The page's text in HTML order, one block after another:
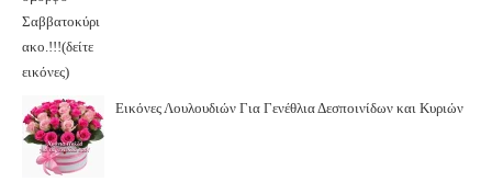
Εικόνες Λουλουδιών Για Γενέθλια Δεσποινίδων και Κυριών